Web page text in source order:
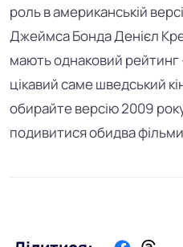
роль в американській
Джеймса Бонда Денієл
мають однаковий
цікавий саме шведський
обирайте версію 2009
подивитися обидва фільми